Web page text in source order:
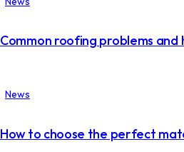
Common roofing problems and
News
How to choose the perfect